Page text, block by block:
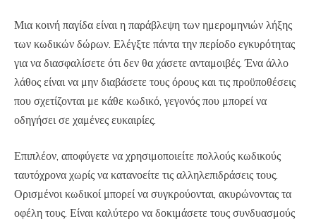
Μια κοινή παγίδα είναι η παράβλεψη των ημερομηνιών λήξης
των κωδικών δώρων. Ελέγξτε πάντα την περίοδο εγκυρότητας
για να διασφαλίσετε ότι δεν θα χάσετε ανταμοιβές. Ένα άλλο
λάθος είναι να μην διαβάσετε τους όρους και τις προϋποθέσεις
που σχετίζονται με κάθε κωδικό, γεγονός που μπορεί να
οδηγήσει σε χαμένες ευκαιρίες.
Επιπλέον, αποφύγετε να χρησιμοποιείτε πολλούς κωδικούς
ταυτόχρονα χωρίς να κατανοείτε τις αλληλεπιδράσεις τους.
Ορισμένοι κωδικοί μπορεί να συγκρούονται, ακυρώνοντας τα
οφέλη τους. Είναι καλύτερο να δοκιμάσετε τους συνδυασμούς